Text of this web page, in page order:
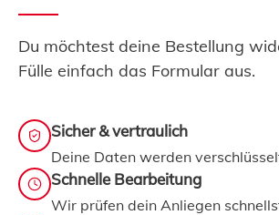
Du möchtest deine Bestellung
Fülle einfach das Formular aus.
Sicher & vertraulich
Deine Daten werden
Schnelle Bearbeitung
Wir prüfen dein Anliegen